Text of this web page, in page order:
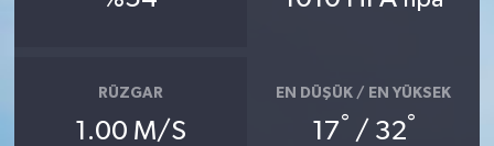
RÜZGAR
1.00 M/S
EN DÜŞÜK / EN YÜKSEK
17° / 32°
Yaşam